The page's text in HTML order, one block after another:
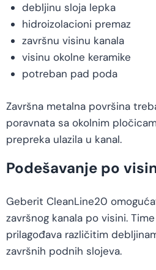
debljinu sloja lepka
hidroizolacioni premaz
završnu visinu kanala
visinu okolne keramike
potreban pad poda
Završna metalna površina
poravnata sa okolnim
prepreka ulazila u kanal.
Podešavanje po
Geberit CleanLine20
završnog kanala po visini.
prilagođava različitim
završnih podnih slojeva.